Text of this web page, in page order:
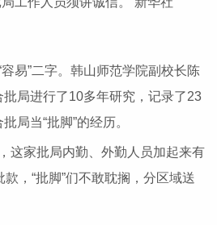
易”二字。韩山师范学院副校长陈
局进行了10多年研究，记录了23
局当“批脚”的经历。
这家批局内勤、外勤人员加起来有
，“批脚”们不敢耽搁，分区域送